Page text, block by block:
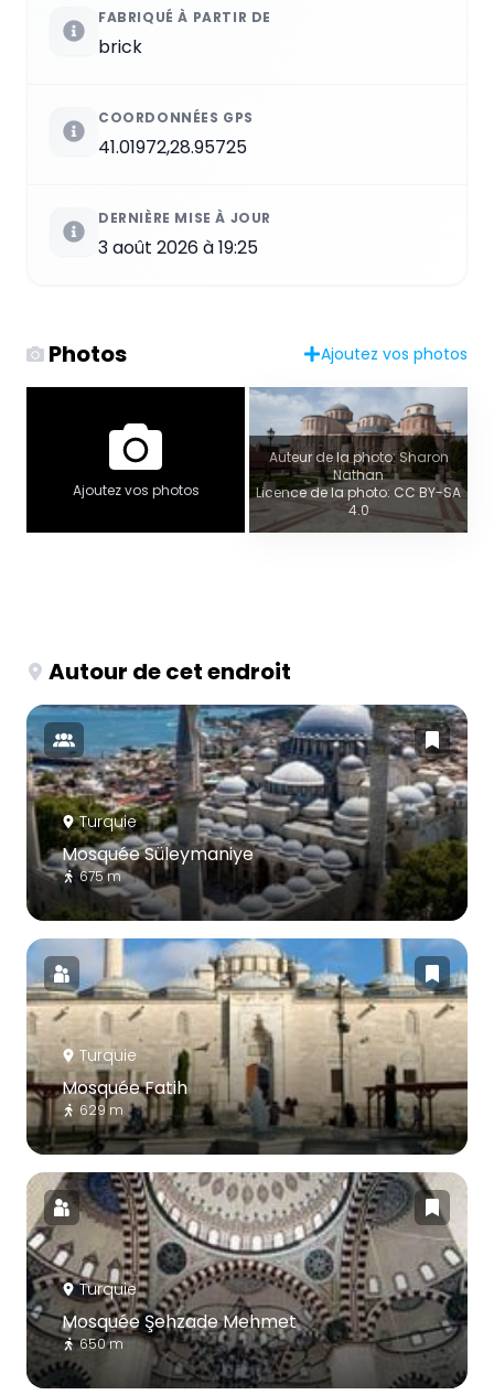
FABRIQUÉ À PARTIR DE
brick
COORDONNÉES GPS
41.01972,28.95725
DERNIÈRE MISE À JOUR
3 août 2026 à 19:25
Photos Ajoutez vos photos
Ajoutez vos photos
Auteur de la photo: Sharon
Nathan
Licence de la photo: CC BY-SA
4.0
Autour de cet endroit
Turquie
Mosquée Süleymaniye
675 m
Turquie
Mosquée Fatih
629 m
Turquie
Mosquée Şehzade Mehmet
650 m